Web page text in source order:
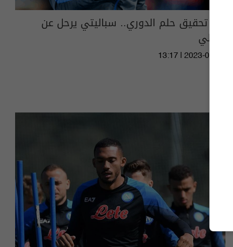
بعد تحقيق حلم الدوري.. سباليتي يرحل عن
نابولي
13:17 | 2023-05-29